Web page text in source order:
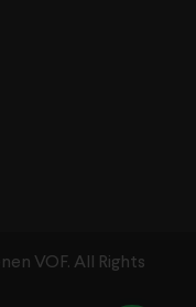
VOF. All Rights